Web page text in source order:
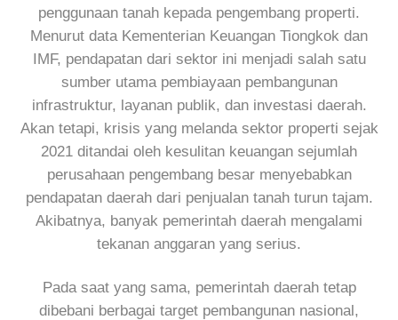
penggunaan tanah kepada pengembang properti.
Menurut data Kementerian Keuangan Tiongkok dan
IMF, pendapatan dari sektor ini menjadi salah satu
sumber utama pembiayaan pembangunan
infrastruktur, layanan publik, dan investasi daerah.
Akan tetapi, krisis yang melanda sektor properti sejak
2021 ditandai oleh kesulitan keuangan sejumlah
perusahaan pengembang besar menyebabkan
pendapatan daerah dari penjualan tanah turun tajam.
Akibatnya, banyak pemerintah daerah mengalami
tekanan anggaran yang serius.
Pada saat yang sama, pemerintah daerah tetap
dibebani berbagai target pembangunan nasional,